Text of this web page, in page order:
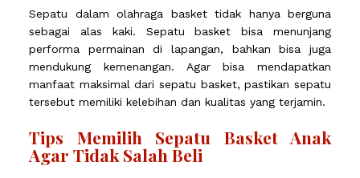
Sepatu dalam olahraga basket tidak hanya berguna
sebagai alas kaki. Sepatu basket bisa menunjang
performa permainan di lapangan, bahkan bisa juga
mendukung kemenangan. Agar bisa mendapatkan
manfaat maksimal dari sepatu basket, pastikan sepatu
tersebut memiliki kelebihan dan kualitas yang terjamin.
Tips Memilih Sepatu Basket Anak
Agar Tidak Salah Beli